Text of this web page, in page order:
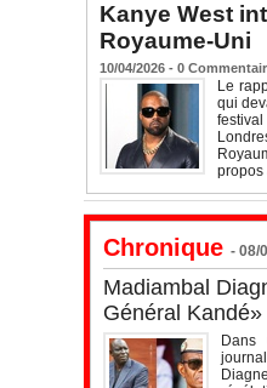
Kanye West
Royaume-Uni
10/04/2026 - 0
Le
qui
propos
Chronique - 08/
Madiambal
Général Kandé»
Dans